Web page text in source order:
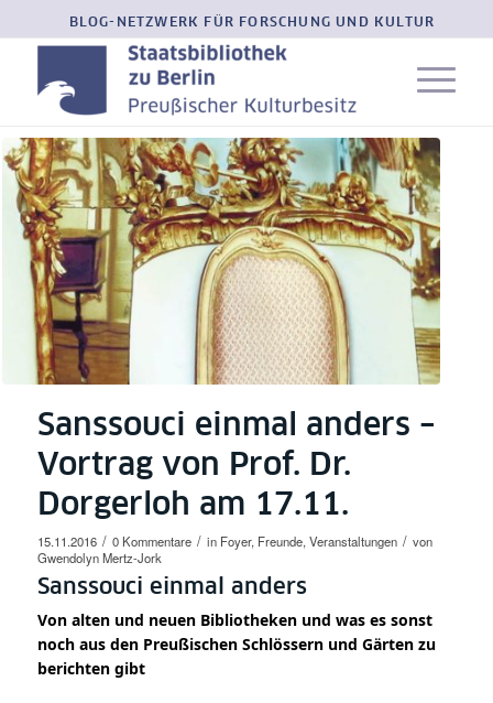
BLOG-NETZWERK FÜR FORSCHUNG UND KULTUR
Sanssouci einmal anders –
Vortrag von Prof. Dr.
Dorgerloh am 17.11.
15.11.2016 / 0 Kommentare / in Foyer, Freunde, Veranstaltungen / von
Gwendolyn Mertz-Jork
Sanssouci einmal anders
Von alten und neuen Bibliotheken und was es sonst
noch aus den Preußischen Schlössern und Gärten zu
berichten gibt